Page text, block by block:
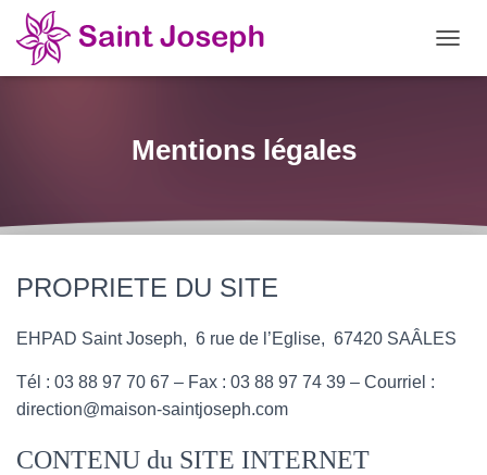
Mentions légales
PROPRIETE DU SITE
EHPAD Saint Joseph, 6 rue de l’Eglise, 67420 SAÂLES
Tél : 03 88 97 70 67 – Fax : 03 88 97 74 39 – Courriel :
direction@maison-saintjoseph.com
CONTENU du SITE INTERNET